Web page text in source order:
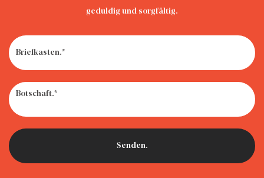
geduldig und sorgfältig.